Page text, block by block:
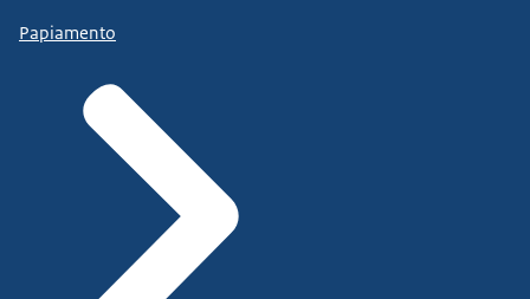
Papiamento